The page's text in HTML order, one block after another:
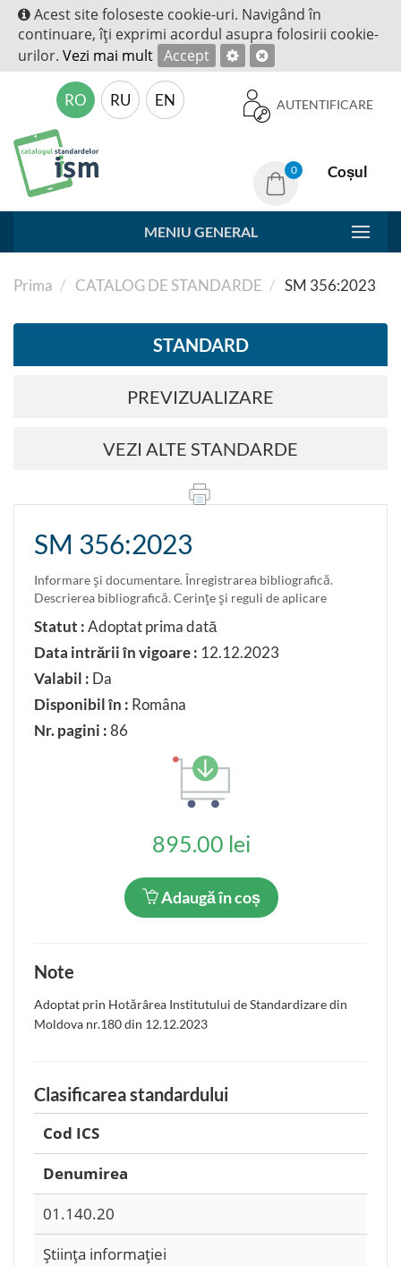
Acest site foloseste cookie-uri. Navigând în
continuare, îţi exprimi acordul asupra folosirii cookie-
urilor. Vezi mai mult Accept
AUTENTIFICARE
RO RU EN
0 Coșul
MENIU GENERAL
Prima CATALOG DE STANDARDE SM 356:2023
STANDARD
PREVIZUALIZARE
VEZI ALTE STANDARDE
SM 356:2023
Informare şi documentare. Înregistrarea bibliografică.
Descrierea bibliografică. Cerinţe şi reguli de aplicare
Statut :Adoptat prima dată
Data intrării în vigoare : 12.12.2023
Valabil : Da
Disponibil în : Româna
Nr. pagini :86
895.00 lei
Adaugă în coș
Note
Adoptat prin Hotărârea Institutului de Standardizare din
Moldova nr.180 din 12.12.2023
Clasificarea standardului
Cod ICS
Denumirea
01.140.20
Ştiinţa informaţiei